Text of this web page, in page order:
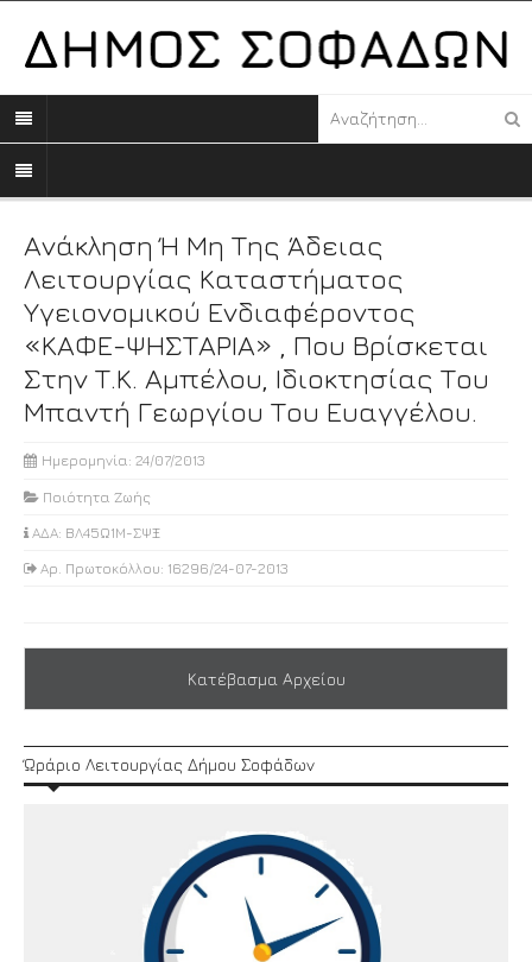
Ανάκληση Ή Μη Της Άδειας
Λειτουργίας Καταστήματος
Υγειονομικού Ενδιαφέροντος
«ΚΑΦΕ-ΨΗΣΤΑΡΙΑ» , Που Βρίσκεται
Στην Τ.Κ. Αμπέλου, Ιδιοκτησίας Του
Μπαντή Γεωργίου Του Ευαγγέλου.
Ημερομηνία: 24/07/2013
Ποιότητα Ζωής
ΑΔΑ: ΒΛ45Ω1Μ-ΣΨΞ
Αρ. Πρωτοκόλλου: 16296/24-07-2013
Κατέβασμα Αρχείου
Ώράριο Λειτουργίας Δήμου Σοφάδων